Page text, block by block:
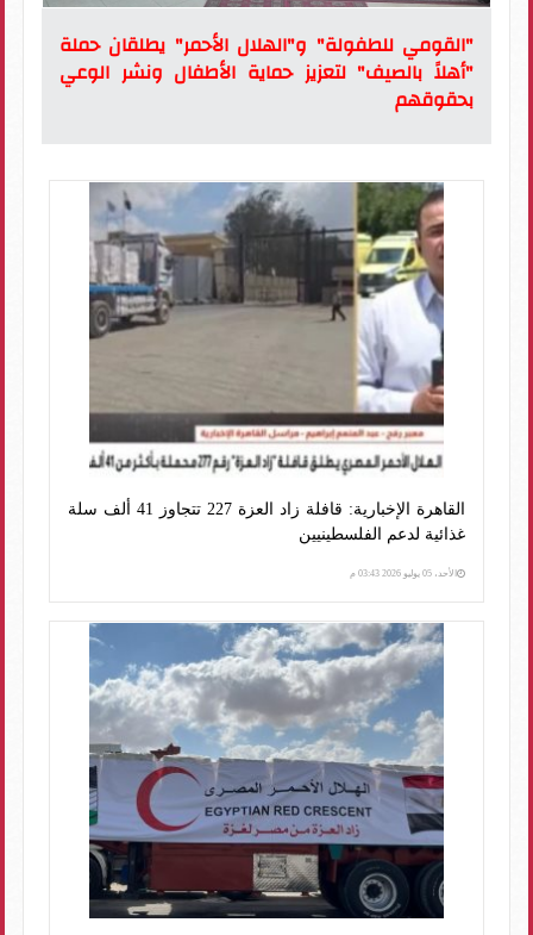
"القومي للطفولة" و"الهلال الأحمر" يطلقان حملة
"أهلاً بالصيف" لتعزيز حماية الأطفال ونشر الوعي
بحقوقهم
القاهرة الإخبارية: قافلة زاد العزة 227 تتجاوز 41 ألف سلة
غذائية لدعم الفلسطينيين
الأحد، 05 يوليو 2026 03:43 م